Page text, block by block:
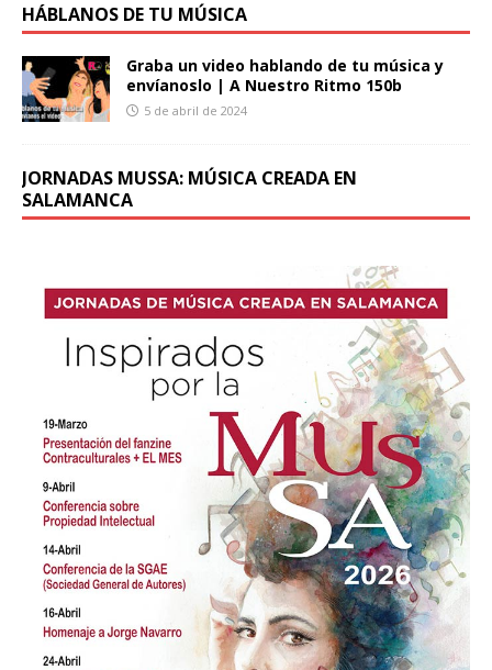
HÁBLANOS DE TU MÚSICA
Graba un video hablando de tu música y
envíanoslo | A Nuestro Ritmo 150b
5 de abril de 2024
JORNADAS MUSSA: MÚSICA CREADA EN
SALAMANCA